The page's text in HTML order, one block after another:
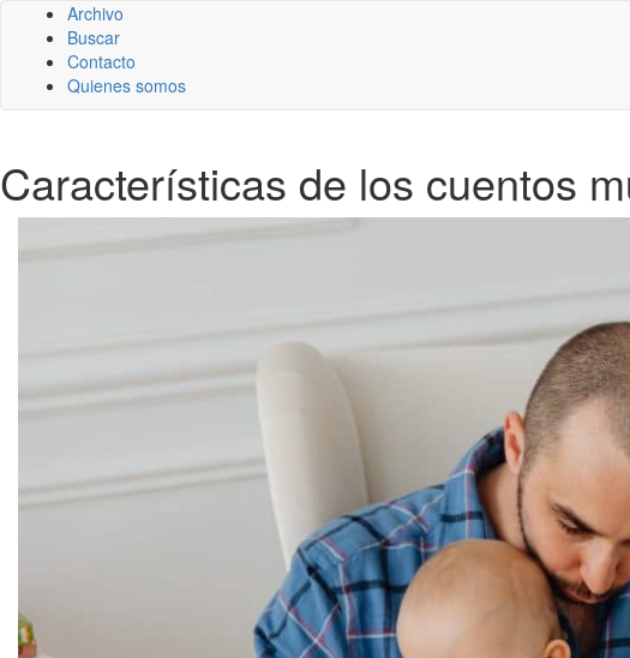
Archivo
Buscar
Contacto
Quienes somos
Características de los cuentos